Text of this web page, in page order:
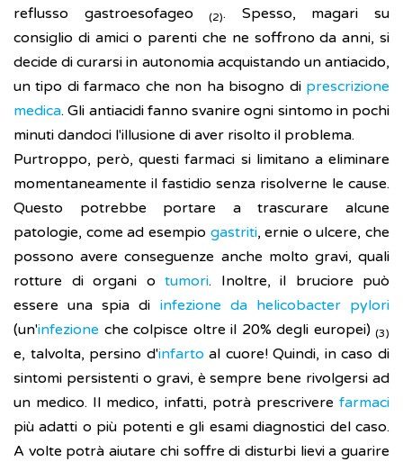
reflusso gastroesofageo(2). Spesso, magari su
consiglio di amici o parenti che ne soffrono da anni, si
decide di curarsi in autonomia acquistando un antiacido,
un tipo di farmaco che non ha bisogno di prescrizione
medica. Gli antiacidi fanno svanire ogni sintomo in pochi
minuti dandoci l'illusione di aver risolto il problema.
Purtroppo, però, questi farmaci si limitano a eliminare
momentaneamente il fastidio senza risolverne le cause.
Questo potrebbe portare a trascurare alcune
patologie, come ad esempio gastriti, ernie o ulcere, che
possono avere conseguenze anche molto gravi, quali
rotture di organi o tumori. Inoltre, il bruciore può
essere una spia di infezione da helicobacter pylori
(un'infezione che colpisce oltre il 20% degli europei) (3)
e, talvolta, persino d'infarto al cuore! Quindi, in caso di
sintomi persistenti o gravi, è sempre bene rivolgersi ad
un medico. Il medico, infatti, potrà prescrivere farmaci
più adatti o più potenti e gli esami diagnostici del caso.
A volte potrà aiutare chi soffre di disturbi lievi a guarire